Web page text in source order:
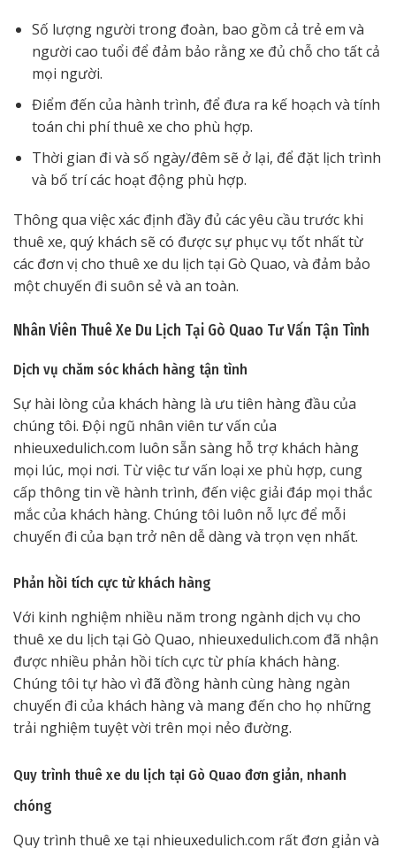
Số lượng người trong đoàn, bao gồm cả trẻ em và
người cao tuổi để đảm bảo rằng xe đủ chỗ cho tất cả
mọi người.
Điểm đến của hành trình, để đưa ra kế hoạch và tính
toán chi phí thuê xe cho phù hợp.
Thời gian đi và số ngày/đêm sẽ ở lại, để đặt lịch trình
và bố trí các hoạt động phù hợp.
Thông qua việc xác định đầy đủ các yêu cầu trước khi
thuê xe, quý khách sẽ có được sự phục vụ tốt nhất từ
các đơn vị cho thuê xe du lịch tại Gò Quao, và đảm bảo
một chuyến đi suôn sẻ và an toàn.
Nhân Viên Thuê Xe Du Lịch Tại Gò Quao Tư Vấn Tận Tình
Dịch vụ chăm sóc khách hàng tận tình
Sự hài lòng của khách hàng là ưu tiên hàng đầu của
chúng tôi. Đội ngũ nhân viên tư vấn của
nhieuxedulich.com luôn sẵn sàng hỗ trợ khách hàng
mọi lúc, mọi nơi. Từ việc tư vấn loại xe phù hợp, cung
cấp thông tin về hành trình, đến việc giải đáp mọi thắc
mắc của khách hàng. Chúng tôi luôn nỗ lực để mỗi
chuyến đi của bạn trở nên dễ dàng và trọn vẹn nhất.
Phản hồi tích cực từ khách hàng
Với kinh nghiệm nhiều năm trong ngành dịch vụ cho
thuê xe du lịch tại Gò Quao, nhieuxedulich.com đã nhận
được nhiều phản hồi tích cực từ phía khách hàng.
Chúng tôi tự hào vì đã đồng hành cùng hàng ngàn
chuyến đi của khách hàng và mang đến cho họ những
trải nghiệm tuyệt vời trên mọi nẻo đường.
Quy trình thuê xe du lịch tại Gò Quao đơn giản, nhanh
chóng
Quy trình thuê xe tại nhieuxedulich.com rất đơn giản và